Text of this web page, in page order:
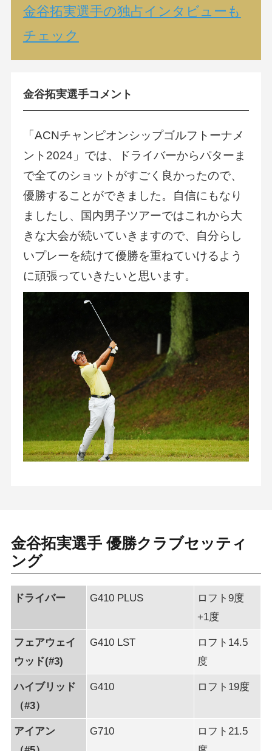
金谷拓実選手の独占インタビューも
チェック
金谷拓実選手コメント
「ACNチャンピオンシップゴルフトーナメ
ント2024」では、ドライバーからパターま
で全てのショットがすごく良かったので、
優勝することができました。自信にもなり
ましたし、国内男子ツアーではこれから大
きな大会が続いていきますので、自分らし
いプレーを続けて優勝を重ねていけるよう
に頑張っていきたいと思います。
金谷拓実選手 優勝クラブセッティ
ング
ドライバー G410 PLUS
ロフト9度
+1度
フェアウェイ
ウッド(#3)
G410 LST
ロフト14.5
度
ハイブリッド
（#3）
G410 ロフト19度
アイアン
G710
ロフト21.5